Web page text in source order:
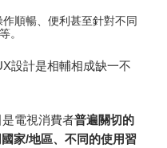
作順暢、便利甚至針對不同
。
設計是相輔相成缺一不
是電視消費者普遍關切的
家/地區、不同的使用習